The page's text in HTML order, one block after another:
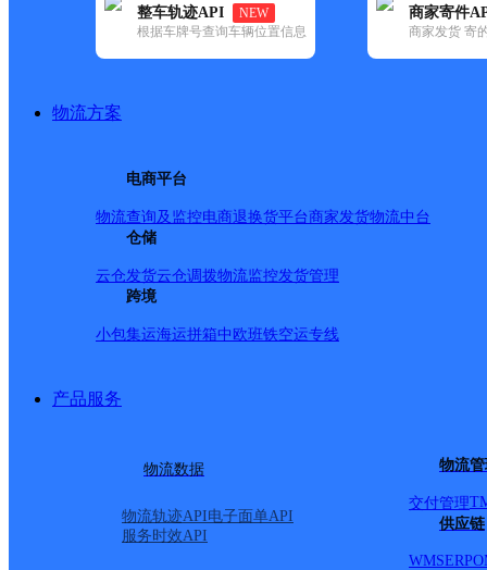
整车轨迹API
NEW
根据车牌号查询车辆位置信息
商家寄件
商家发货 寄
物流方案
电商平台
物流查询及监控电商退换货平台商家发货物流中台
仓储
云仓发货云仓调拨物流监控发货管理
跨境
小包集运海运拼箱中欧班铁空运专线
产品服务
物流数据
物流轨迹API电子面单API
服务时效API
物流
交付管理
供应链
WMSERP
所属快递：韵达速递
所属区域：安徽省-淮南市-凤台县
网点地址：安徽省淮南市凤台县杨村乡
网点负责人：